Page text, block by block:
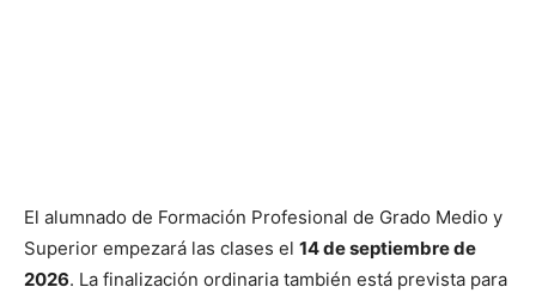
El alumnado de Formación Profesional de Grado Medio y
Superior empezará las clases el 14 de septiembre de
2026. La finalización ordinaria también está prevista para